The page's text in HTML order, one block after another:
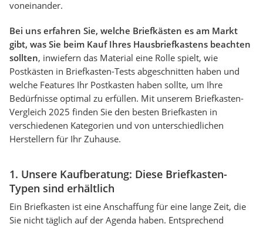
voneinander.
Bei uns erfahren Sie, welche Briefkästen es am Markt
gibt, was Sie beim Kauf Ihres Hausbriefkastens beachten
sollten, inwiefern das Material eine Rolle spielt, wie
Postkästen in Briefkasten-Tests abgeschnitten haben und
welche Features Ihr Postkasten haben sollte, um Ihre
Bedürfnisse optimal zu erfüllen. Mit unserem Briefkasten-
Vergleich 2025 finden Sie den besten Briefkasten in
verschiedenen Kategorien und von unterschiedlichen
Herstellern für Ihr Zuhause.
1. Unsere Kaufberatung: Diese Briefkasten-
Typen sind erhältlich
Ein Briefkasten ist eine Anschaffung für eine lange Zeit, die
Sie nicht täglich auf der Agenda haben. Entsprechend